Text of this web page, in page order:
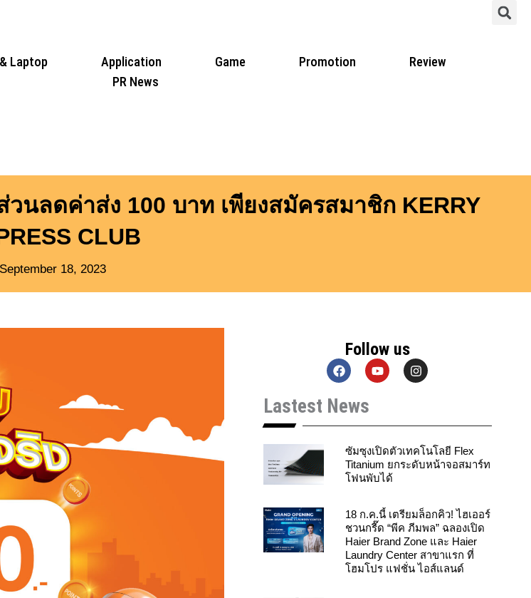
Laptop Application Game Promotion
Review
PR News
นลดค่าส่ง 100 บาท เพียงสมัครสมาชิก KERRY
CLUB
September 18, 2023
Follow us
F
a
e
b
o
Y
o
b
I
n
g
a
m
Lastest News
ซัมซุงเปิดตัวเทคโนโลยี Flex
Titanium ยกระดับหน้าจอสมาร์ท
โฟนพับได้
18 ก.ค.นี้ เตรียมล็อกคิว! ไฮเออร์
ชวนกรี๊ด “พีค ภีมพล” ฉลองเปิด
Haier Brand Zone และ Haier
Laundry Center สาขาแรก ที่
โฮมโปร แฟชั่น ไอส์แลนด์